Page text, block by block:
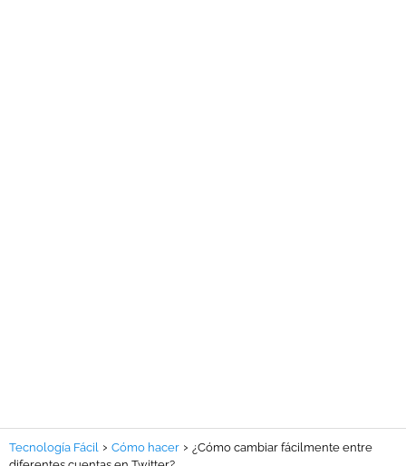
Tecnología Fácil Cómo hacer
¿Cómo cambiar fácilmente entre